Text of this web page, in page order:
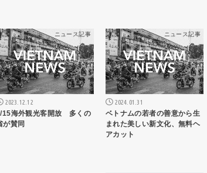
ニュース記事
2023.12.12
15海外観光客開放 多くの
が賛同
ニュース記事
2024.01.31
ベトナムの若者の善意から生
まれた美しい新文化、無料ヘ
アカット